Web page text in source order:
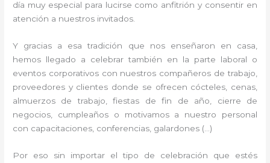
día muy especial para lucirse como anfitrión y consentir en
atención a nuestros invitados.
Y gracias a esa tradición que nos enseñaron en casa,
hemos llegado a celebrar también en la parte laboral o
eventos corporativos con nuestros compañeros de trabajo,
proveedores y clientes donde se ofrecen cócteles, cenas,
almuerzos de trabajo, fiestas de fin de año, cierre de
negocios, cumpleaños o motivamos a nuestro personal
con capacitaciones, conferencias, galardones (…)
Por eso sin importar el tipo de celebración que estés